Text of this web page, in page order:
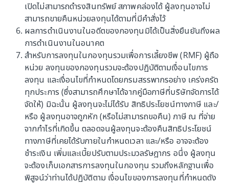
2569
AIA Global Active Income Fund (AIA-
GAIF) - พฤษภาคม 2569
Fund commentary
30 มิถุนายน 2569
AIA COMBINED ALLOCATION FUNDS
COMMENTARY (AIA-IAA, AIA-IMA, AIA-
ICA) - พฤษภาคม 2569
Fund commentary
30 มิถุนายน 2569
เปิดไม่สามารถดำรงสินทรัพย์ สภาพคล่องได้ ผู้ลงทุนอาจไม่
สามารถขายคืนหน่วยลงทุนได้ตามที่มีคำสั่งไว้
ผลการดำเนินงานในอดีตของกองทุนมิได้เป็นสิ่งยืนยันถึงผล
การดำเนินงานในอนาคต
สำหรับการลงทุนในกองทุนรวมเพื่อการเลี้ยงชีพ (RMF) ผู้ถือ
หน่วย ลงทุนของกองทุนรวมจะต้องปฏิบัติตามเงื่อนไขการ
ลงทุน และเงื่อนไขที่กำหนดโดยกรมสรรพากรอย่าง เคร่งครัด
ทุกประการ (ซึ่งสามารถศึกษาได้จากคู่มือภาษีที่บริษัทจัดการได้
จัดให้) มิฉะนั้น ผู้ลงทุนจะไม่ได้รับ สิทธิประโยชน์ทางภาษี และ/
หรือ ผู้ลงทุนอาจถูกหัก (หรือไม่สามารถขอคืน) ภาษี ณ ที่จ่าย
จากกำไรที่เกิดขึ้น ตลอดจนผู้ลงทุนจะต้องคืนสิทธิประโยชน์
ทางภาษีที่เคยได้รับภายในกำหนดเวลา และ/หรือ อาจจะต้อง
ชำระเงิน เพิ่มและเบี้ยปรับตามประมวลรัษฎากร อนึ่ง ผู้ลงทุน
จะต้องเก็บเอกสารการลงทุนในกองทุน รวมถึงหลักฐานเพื่อ
พิสูจน์ว่าท่านได้ปฏิบัติตาม เงื่อนไขของการลงทุนที่กำหนดดัง